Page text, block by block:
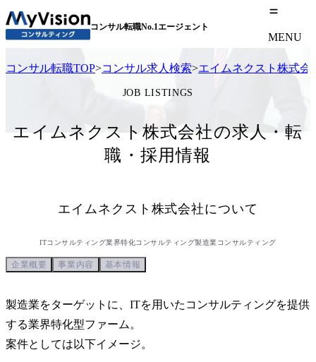
コンサル転職No.1エージェント
MENU
コンサル転職TOP>コンサル求人検索>エイムネクスト株式会
JOB LISTINGS
エイムネクスト株式会社の求人・転
職・採用情報
エイムネクスト株式会社について
ITコンサルティング業界特化コンサルティング製造業コンサルティング
企業概要 事業内容 基本情報
製造業をターゲットに、ITを用いたコンサルティングを提供
する業界特化型ファーム。
案件としては以下イメージ。